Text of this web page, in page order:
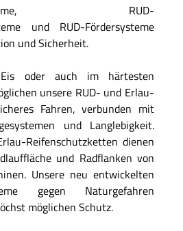
RUD-
und RUD-Fördersysteme
und Sicherheit.
oder auch im härtesten
unsere RUD- und Erlau-
Fahren, verbunden mit
und Langlebigkeit.
Reifenschutzketten dienen
und Radflanken von
Unsere neu entwickelten
gegen Naturgefahren
möglichen Schutz.